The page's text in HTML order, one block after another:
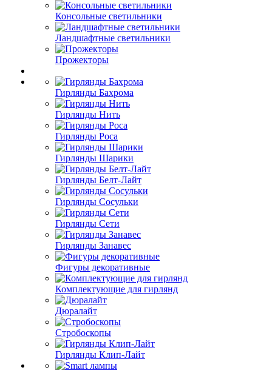
Консольные светильники
Ландшафтные светильники
Прожекторы
Гирлянды Бахрома
Гирлянды Нить
Гирлянды Роса
Гирлянды Шарики
Гирлянды Белт-Лайт
Гирлянды Сосульки
Гирлянды Сети
Гирлянды Занавес
Фигуры декоративные
Комплектующие для гирлянд
Дюралайт
Стробоскопы
Гирлянды Клип-Лайт